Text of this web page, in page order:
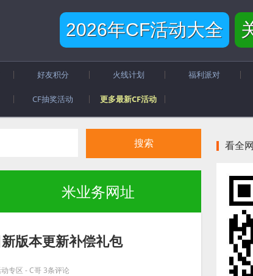
2026年CF活动大全
好友积分 火线计划 福利派对
CF抽奖活动 更多最新CF活动
米业务网址
版本更新补偿礼包
专区 - C哥 3条评论
看全